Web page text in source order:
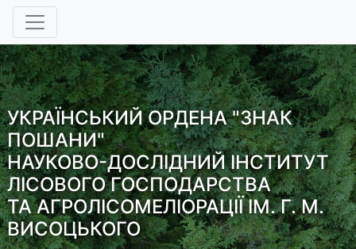
УКРАЇНСЬКИЙ ОРДЕНА "ЗНАК
ПОШАНИ"
НАУКОВО-ДОСЛІДНИЙ ІНСТИТУТ
ЛІСОВОГО ГОСПОДАРСТВА
ТА АГРОЛІСОМЕЛІОРАЦІЇ ІМ. Г. М.
ВИСОЦЬКОГО